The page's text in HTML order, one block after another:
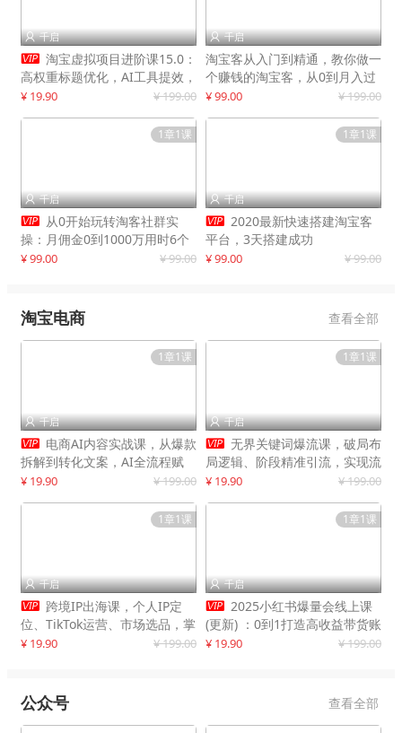
 千启
 淘宝虚拟项目进阶课15.0：
高权重标题优化，AI工具提效，
自动盈利模式搭建
¥ 19.90 ¥ 199.00
 千启
淘宝客从入门到精通，教你做一
个赚钱的淘宝客，从0到月入过
万
¥ 99.00 ¥ 199.00
1章1课
 千启
 从0开始玩转淘客社群实
操：月佣金0到1000万用时6个
月
¥ 99.00 ¥ 99.00
1章1课
 千启
 2020最新快速搭建淘宝客
平台，3天搭建成功
¥ 99.00 ¥ 99.00
淘宝电商 查看全部
1章1课
 千启
 电商AI内容实战课，从爆款
拆解到转化文案，AI全流程赋
能，解放人力，单月节省内容成
¥ 19.90 ¥ 199.00
1章1课
 千启
 无界关键词爆流课，破局布
局逻辑、阶段精准引流，实现流
量翻倍，店铺业绩增长50%+
¥ 19.90 ¥ 199.00
1章1课
 千启
 跨境IP出海课，个人IP定
位、TikTok运营、市场选品，掌
握核心闭环，实现月入1万美金
¥ 19.90 ¥ 199.00
1章1课
 千启
 2025小红书爆量会线上课
(更新) ：0到1打造高收益带货账
号，靠小红书带货年入100w？
¥ 19.90 ¥ 199.00
公众号 查看全部